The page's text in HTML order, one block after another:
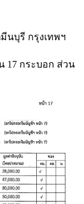
นบุรี กรุงเทพฯ
17 กระบอก ส่วน